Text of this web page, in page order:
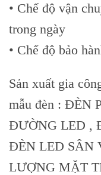
• Chế độ vận
trong ngày
• Chế độ bảo
Sản xuất gia
mẫu đèn : ĐÈN
ĐƯỜNG LED ,
ĐÈN LED SÂN
LƯỢNG MẶT